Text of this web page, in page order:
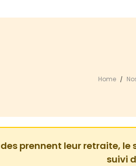
Home /
prennent leur retraite,
suivi